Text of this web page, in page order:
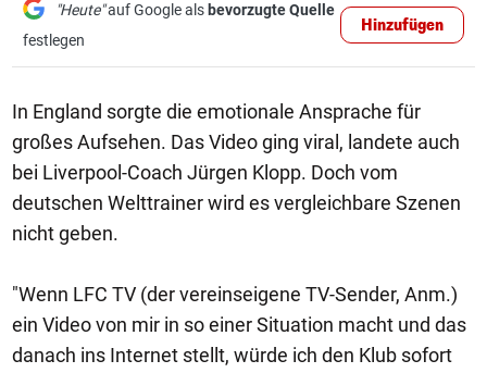
"Heute"auf Google als bevorzugte Quelle
festlegen
Hinzufügen
In England sorgte die emotionale Ansprache für
großes Aufsehen. Das Video ging viral, landete auch
bei Liverpool-Coach Jürgen Klopp. Doch vom
deutschen Welttrainer wird es vergleichbare Szenen
nicht geben.
"Wenn LFC TV (der vereinseigene TV-Sender, Anm.)
ein Video von mir in so einer Situation macht und das
danach ins Internet stellt, würde ich den Klub sofort